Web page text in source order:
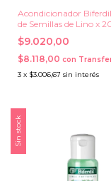
Acondicionador
de Semillas de Lino x
$9.020,00
$8.118,00 con
3 x $3.006,67 sin interés
Sin stock